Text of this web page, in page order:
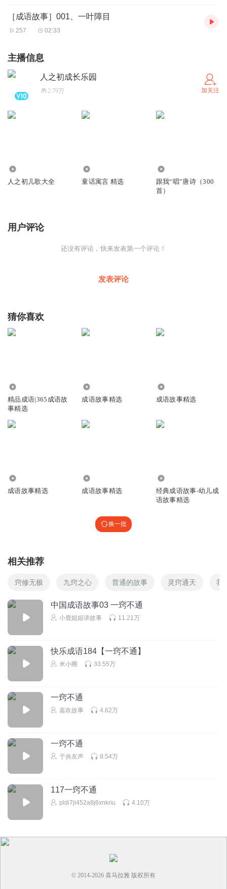
［成语故事］001、一叶障目
257 02:33
主播信息
人之初成长乐园
2.79万 加关注
人之初儿歌大全 童话寓言 精选
跟我“唱”唐诗（300
首）
用户评论
还没有评论，快来发表第一个评论！
发表评论
猜你喜欢
精品成语|365成语故
事精选
成语故事精选 成语故事精选
成语故事精选 成语故事精选
经典成语故事-幼儿成
语故事精选
换一批
相关推荐
窍修无极 九窍之心 普通的故事 灵窍通天 我
中国成语故事03 一窍不通
小鹿姐姐讲故事 11.21万
快乐成语184【一窍不通】
米小圈 33.55万
一窍不通
嘉欢故事 4.62万
一窍不通
于炎友声 8.54万
117一窍不通
pldi7ji452a8j6xnkriu 4.10万
© 2014-2026 喜马拉雅 版权所有